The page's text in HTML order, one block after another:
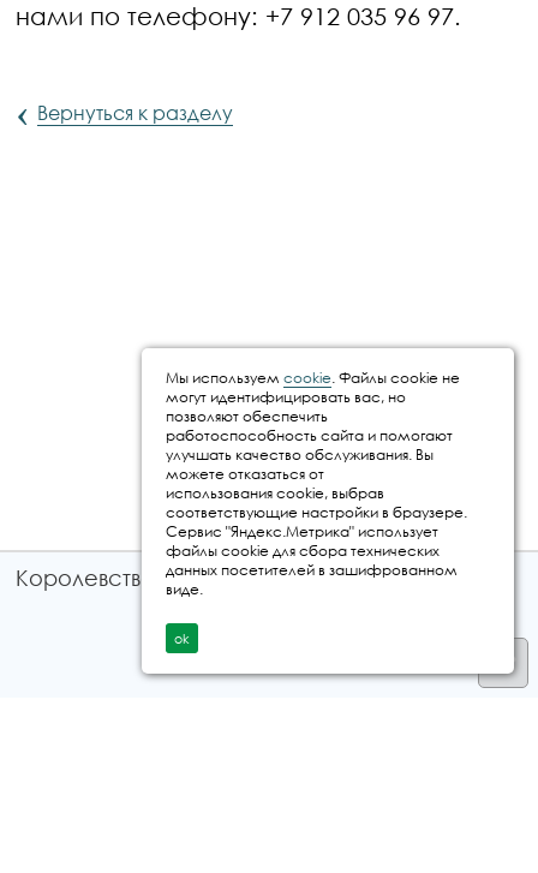
нами по телефону: +7 912 035 96 97.
‹ Вернуться к разделу
Королевство путешествий © 2026
Мы используем cookie. Файлы cookie не
могут идентифицировать вас, но
позволяют обеспечить
работоспособность сайта и помогают
улучшать качество обслуживания. Вы
можете отказаться от
использования cookie, выбрав
соответствующие настройки в браузере.
Сервис "Яндекс.Метрика" использует
файлы cookie для сбора технических
данных посетителей в зашифрованном
виде.
ok